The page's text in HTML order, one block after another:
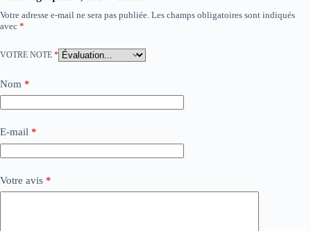
Votre adresse e-mail ne sera pas publiée. Les champs obligatoires sont indiqués
avec *
VOTRE NOTE *
Nom *
E-mail *
Votre avis *